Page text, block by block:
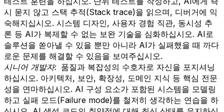
시 묻지 않고 스택 추적(Stack trace)을 읽으며, 디버거에 익
숙해지십시오. 시스템 디자인, 사용자 경험 직관, 동시성 추
론 등 AI가 복제할 수 없는 보완 기술을 심화하십시오. AI로
솔루션을 쏟아낼 수 있을 뿐만 아니라 AI가 실패했을 때 까다
로운 문제를 해결할 수 있음을 보여주십시오.
시니어 개발자: 품질과 복잡성의 수호자로 자신을 포지셔닝
하십시오. 아키텍처, 보안, 확장성, 도메인 지식 등 핵심 전문
성을 연마하십시오. AI 구성 요소가 포함된 시스템을 모델링
하고 실패 모드(Failure mode)를 철저히 생각하는 연습을 하